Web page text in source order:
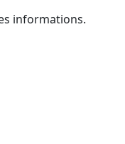
informations.